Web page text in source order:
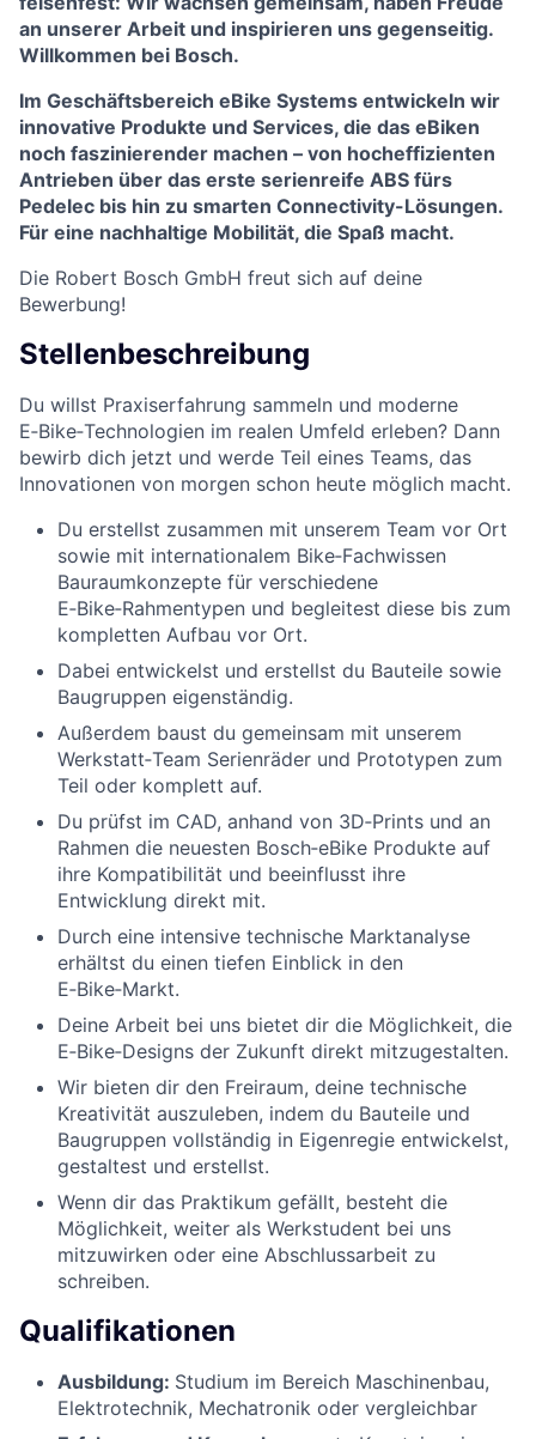
an unserer Arbeit und inspirieren uns gegenseitig.
Willkommen bei Bosch.
Im Geschäftsbereich eBike Systems entwickeln wir
innovative Produkte und Services, die das eBiken
noch faszinierender machen – von hocheffizienten
Antrieben über das erste serienreife ABS fürs
Pedelec bis hin zu smarten Connectivity-Lösungen.
Für eine nachhaltige Mobilität, die Spaß macht.
Die Robert Bosch GmbH freut sich auf deine
Bewerbung!
Stellenbeschreibung
Du willst Praxiserfahrung sammeln und moderne
E‑Bike‑Technologien im realen Umfeld erleben? Dann
bewirb dich jetzt und werde Teil eines Teams, das
Innovationen von morgen schon heute möglich macht.
Du erstellst zusammen mit unserem Team vor Ort
sowie mit internationalem Bike‑Fachwissen
Bauraumkonzepte für verschiedene
E‑Bike‑Rahmentypen und begleitest diese bis zum
kompletten Aufbau vor Ort.
Dabei entwickelst und erstellst du Bauteile sowie
Baugruppen eigenständig.
Außerdem baust du gemeinsam mit unserem
Werkstatt‑Team Serienräder und Prototypen zum
Teil oder komplett auf.
Du prüfst im CAD, anhand von 3D‑Prints und an
Rahmen die neuesten Bosch‑eBike Produkte auf
ihre Kompatibilität und beeinflusst ihre
Entwicklung direkt mit.
Durch eine intensive technische Marktanalyse
erhältst du einen tiefen Einblick in den
E‑Bike‑Markt.
Deine Arbeit bei uns bietet dir die Möglichkeit, die
E‑Bike‑Designs der Zukunft direkt mitzugestalten.
Wir bieten dir den Freiraum, deine technische
Kreativität auszuleben, indem du Bauteile und
Baugruppen vollständig in Eigenregie entwickelst,
gestaltest und erstellst.
Wenn dir das Praktikum gefällt, besteht die
Möglichkeit, weiter als Werkstudent bei uns
mitzuwirken oder eine Abschlussarbeit zu
schreiben.
Qualifikationen
Ausbildung: Studium im Bereich Maschinenbau,
Elektrotechnik, Mechatronik oder vergleichbar